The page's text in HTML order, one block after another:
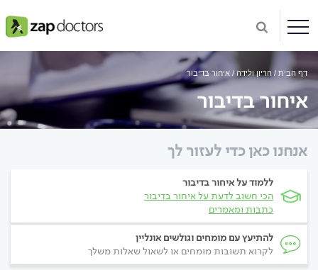
דף הבית הריון ולידה איחור בדיבור
איחור בדיבור
אנחנו כאן כדי לעזור לך
ללמוד על איחור בדיבור
הכי חשוב לדעת על איחור בדיבור
כתבות ומאמרים
להתיעץ עם מומחים וגולשים אונליין
לקרוא תשובות מומחים או לשאול שאלות משלך